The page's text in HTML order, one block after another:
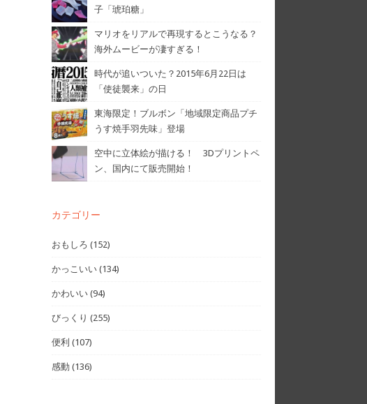
子「琥珀糖」
マリオをリアルで再現するとこうなる？
海外ムービーが凄すぎる！
時代が追いついた？2015年6月22日は
「使徒襲来」の日
東海限定！ブルボン「地域限定商品プチ
うす焼手羽先味」登場
空中に立体絵が描ける！ 3Dプリントペ
ン、国内にて販売開始！
カテゴリー
おもしろ (152)
かっこいい (134)
かわいい (94)
びっくり (255)
便利 (107)
感動 (136)